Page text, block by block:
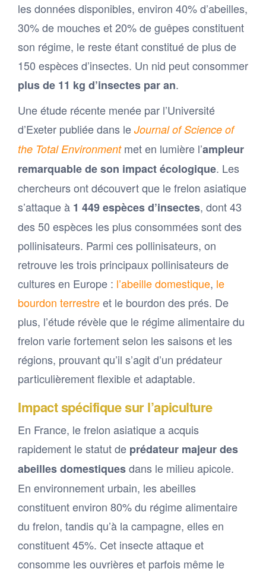
les données disponibles, environ 40% d’abeilles,
30% de mouches et 20% de guêpes constituent
son régime, le reste étant constitué de plus de
150 espèces d’insectes. Un nid peut consommer
plus de 11 kg d’insectes par an.
Une étude récente menée par l’Université
d’Exeter publiée dans le Journal of Science of
the Total Environmentmet en lumière l’ampleur
remarquable de son impact écologique. Les
chercheurs ont découvert que le frelon asiatique
s’attaque à 1 449 espèces d’insectes, dont 43
des 50 espèces les plus consommées sont des
pollinisateurs. Parmi ces pollinisateurs, on
retrouve les trois principaux pollinisateurs de
cultures en Europe : l’abeille domestique, le
bourdon terrestreet le bourdon des prés. De
plus, l’étude révèle que le régime alimentaire du
frelon varie fortement selon les saisons et les
régions, prouvant qu’il s’agit d’un prédateur
particulièrement flexible et adaptable.
Impact spécifique sur l’apiculture
En France, le frelon asiatique a acquis
rapidement le statut de prédateur majeur des
abeilles domestiquesdans le milieu apicole.
En environnement urbain, les abeilles
constituent environ 80% du régime alimentaire
du frelon, tandis qu’à la campagne, elles en
constituent 45%. Cet insecte attaque et
consomme les ouvrières et parfois même le